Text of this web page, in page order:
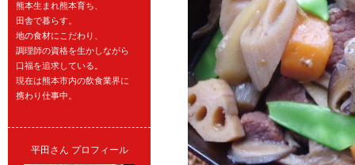
熊本生まれ熊本育ち、
田舎で暮らす。
地の食材にこだわり、
調理師の資格を生かしながら
口福を追求している。
現在は熊本市内の飲食業界に
携わり仕事中。
平田さん プロフィール